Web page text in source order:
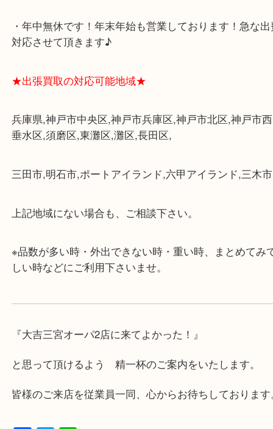
み下さい。
けます。
・近隣にコインパーキングが多数あるので、お車で
にも便利です。
・年中無休です！年末年始も営業しております！
対応させて頂きます♪
★出張買取の対応可能地域★
兵庫県,神戸市中央区,神戸市兵庫区,神戸市北区,神
垂水区,須磨区,東灘区,灘区,長田区,
三田市,明石市,ポートアイランド,六甲アイランド,